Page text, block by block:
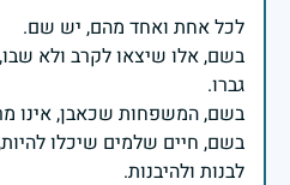
בשם, אלו שיצאו לקרב ולא
בשם, חיים שלמים שיכלו